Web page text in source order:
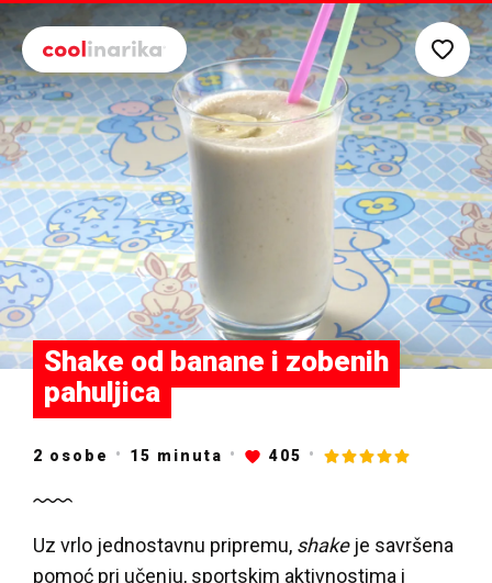
Preskoči na glavni sadržaj
Shake od banane i zobenih
pahuljica
2 osobe 15 minuta 405
Uz vrlo jednostavnu pripremu, shakeje savršena
pomoć pri učenju, sportskim aktivnostima i